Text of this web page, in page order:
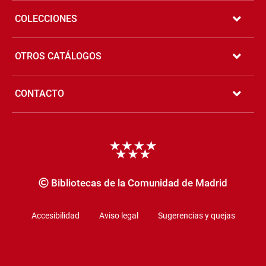
COLECCIONES
OTROS CATÁLOGOS
CONTACTO
Bibliotecas de la Comunidad de Madrid
Accesibilidad Aviso legal Sugerencias y quejas